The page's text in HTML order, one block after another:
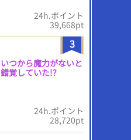
24h.ポイント
39,668pt
3
いつから魔力がないと
錯覚していた!?
24h.ポイント
28,720pt